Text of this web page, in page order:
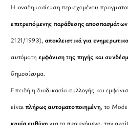
Η αναδημοσίευση περιεχομένου
επιτρεπόμενης παράθεσης αποσπασμάτων
2121/1993), αποκλειστικά για
αυτόματη εμφάνιση της πηγής και
δημοσίευμα.
Επειδή η διαδικασία συλλογής και
είναιπλήρως αυτοματοποιημένη, το
καμία ευθύνηγια το περιεχόμενο, την